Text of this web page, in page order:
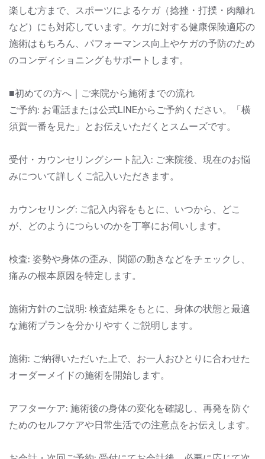
楽しむ方まで、スポーツによるケガ（捻挫・打撲・肉離れ
など）にも対応しています。ケガに対する健康保険適応の
施術はもちろん、パフォーマンス向上やケガの予防のため
のコンディショニングもサポートします。
■初めての方へ｜ご来院から施術までの流れ
ご予約: お電話または公式LINEからご予約ください。「横
須賀一番を見た」とお伝えいただくとスムーズです。
受付・カウンセリングシート記入: ご来院後、現在のお悩
みについて詳しくご記入いただきます。
カウンセリング: ご記入内容をもとに、いつから、どこ
が、どのようにつらいのかを丁寧にお伺いします。
検査: 姿勢や身体の歪み、関節の動きなどをチェックし、
痛みの根本原因を特定します。
施術方針のご説明: 検査結果をもとに、身体の状態と最適
な施術プランを分かりやすくご説明します。
施術: ご納得いただいた上で、お一人おひとりに合わせた
オーダーメイドの施術を開始します。
アフターケア: 施術後の身体の変化を確認し、再発を防ぐ
ためのセルフケアや日常生活での注意点をお伝えします。